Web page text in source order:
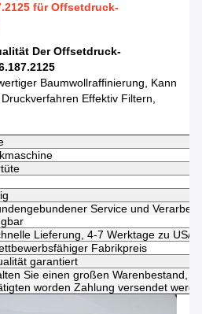
für Offsetdruck-
Der Offsetdruck-
Baumwollraffinierung, Kann
Effektiv Filtern,
Service und
Lieferung, 4-7 Werktage zu US/
Fabrikpreis
garantiert
Sie einen großen Warenbestand,
worden Zahlung versendet